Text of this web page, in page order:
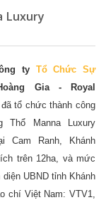
Luxury
ty Tổ Chức Sự
Gia - Royal
tổ chức thành công
Manna Luxury
Cam Ranh, Khánh
trên 12ha, và mức
UBND tỉnh Khánh
chí Việt Nam: VTV1,